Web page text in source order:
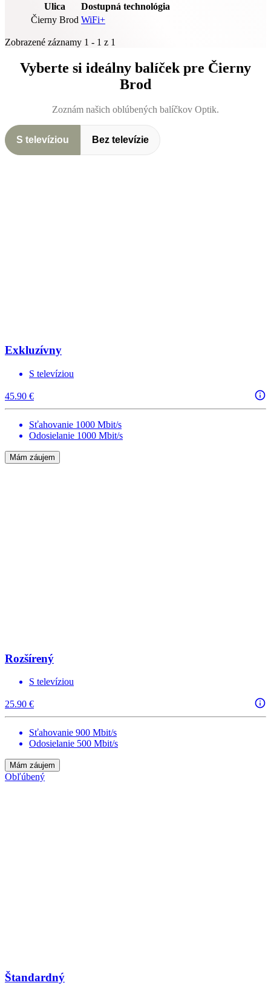
Ulica
Dostupná technológia
Čierny Brod WiFi+
Zobrazené záznamy 1 - 1 z 1
Vyberte si ideálny balíček pre Čierny
Brod
Zoznám našich oblúbených balíčkov Optik.
S televíziou Bez televízie
Exkluzívny
S televíziou
45.90 €
Sťahovanie 1000 Mbit/s
Odosielanie 1000 Mbit/s
Mám záujem
Rozšírený
S televíziou
25.90 €
Sťahovanie 900 Mbit/s
Odosielanie 500 Mbit/s
Mám záujem
Obľúbený
Štandardný